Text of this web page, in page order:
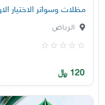
مظلات وسواتر الاختيار
الرياض
120 ﷼